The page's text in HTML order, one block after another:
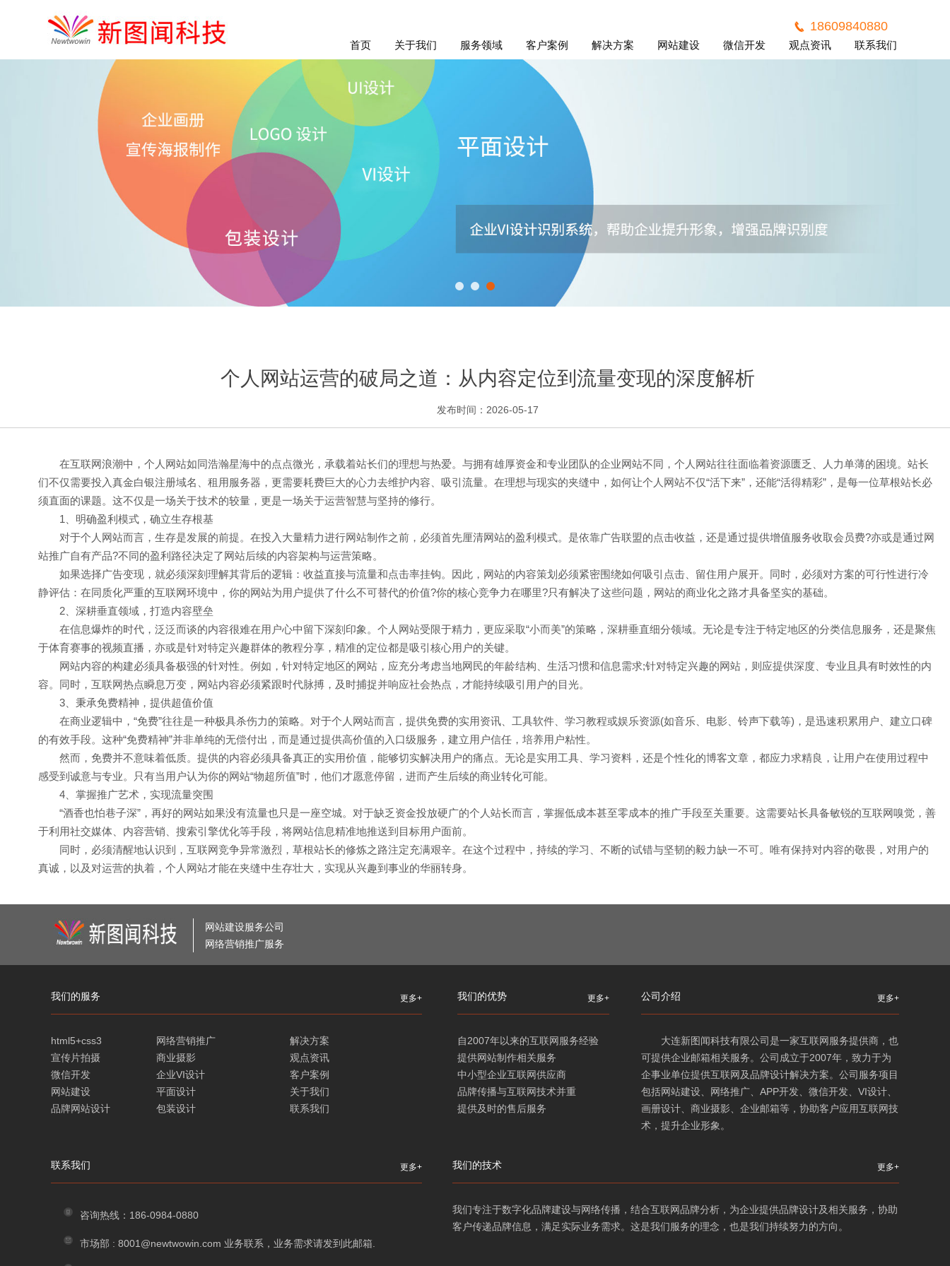
首页 关于我们 服务领域 客户案例 解决方案 网站建设 微信开发 观点资讯 联系我们
18609840880
个人网站运营的破局之道：从内容定位到流量变现的深度解析
发布时间：2026-05-17
在互联网浪潮中，个人网站如同浩瀚星海中的点点微光，承载着站长们的理想与热爱。与拥有雄厚资金和专业团队的企业网站不同，个人网站往往面临着资源匮乏、人力单薄的困境。站长
们不仅需要投入真金白银注册域名、租用服务器，更需要耗费巨大的心力去维护内容、吸引流量。在理想与现实的夹缝中，如何让个人网站不仅“活下来”，还能“活得精彩”，是每一位草根站长必
须直面的课题。这不仅是一场关于技术的较量，更是一场关于运营智慧与坚持的修行。
1、明确盈利模式，确立生存根基
对于个人网站而言，生存是发展的前提。在投入大量精力进行网站制作之前，必须首先厘清网站的盈利模式。是依靠广告联盟的点击收益，还是通过提供增值服务收取会员费?亦或是通过网
站推广自有产品?不同的盈利路径决定了网站后续的内容架构与运营策略。
如果选择广告变现，就必须深刻理解其背后的逻辑：收益直接与流量和点击率挂钩。因此，网站的内容策划必须紧密围绕如何吸引点击、留住用户展开。同时，必须对方案的可行性进行冷
静评估：在同质化严重的互联网环境中，你的网站为用户提供了什么不可替代的价值?你的核心竞争力在哪里?只有解决了这些问题，网站的商业化之路才具备坚实的基础。
2、深耕垂直领域，打造内容壁垒
在信息爆炸的时代，泛泛而谈的内容很难在用户心中留下深刻印象。个人网站受限于精力，更应采取“小而美”的策略，深耕垂直细分领域。无论是专注于特定地区的分类信息服务，还是聚焦
于体育赛事的视频直播，亦或是针对特定兴趣群体的教程分享，精准的定位都是吸引核心用户的关键。
网站内容的构建必须具备极强的针对性。例如，针对特定地区的网站，应充分考虑当地网民的年龄结构、生活习惯和信息需求;针对特定兴趣的网站，则应提供深度、专业且具有时效性的内
容。同时，互联网热点瞬息万变，网站内容必须紧跟时代脉搏，及时捕捉并响应社会热点，才能持续吸引用户的目光。
3、秉承免费精神，提供超值价值
在商业逻辑中，“免费”往往是一种极具杀伤力的策略。对于个人网站而言，提供免费的实用资讯、工具软件、学习教程或娱乐资源(如音乐、电影、铃声下载等)，是迅速积累用户、建立口碑
的有效手段。这种“免费精神”并非单纯的无偿付出，而是通过提供高价值的入口级服务，建立用户信任，培养用户粘性。
然而，免费并不意味着低质。提供的内容必须具备真正的实用价值，能够切实解决用户的痛点。无论是实用工具、学习资料，还是个性化的博客文章，都应力求精良，让用户在使用过程中
感受到诚意与专业。只有当用户认为你的网站“物超所值”时，他们才愿意停留，进而产生后续的商业转化可能。
4、掌握推广艺术，实现流量突围
“酒香也怕巷子深”，再好的网站如果没有流量也只是一座空城。对于缺乏资金投放硬广的个人站长而言，掌握低成本甚至零成本的推广手段至关重要。这需要站长具备敏锐的互联网嗅觉，善
于利用社交媒体、内容营销、搜索引擎优化等手段，将网站信息精准地推送到目标用户面前。
同时，必须清醒地认识到，互联网竞争异常激烈，草根站长的修炼之路注定充满艰辛。在这个过程中，持续的学习、不断的试错与坚韧的毅力缺一不可。唯有保持对内容的敬畏，对用户的
真诚，以及对运营的执着，个人网站才能在夹缝中生存壮大，实现从兴趣到事业的华丽转身。
网站建设服务公司
网络营销推广服务
我们的服务 更多+
html5+css3
宣传片拍摄
微信开发
网站建设
品牌网站设计
网络营销推广
商业摄影
企业VI设计
平面设计
包装设计
解决方案
观点资讯
客户案例
关于我们
联系我们
我们的优势 更多+
自2007年以来的互联网服务经验
提供网站制作相关服务
中小型企业互联网供应商
品牌传播与互联网技术并重
提供及时的售后服务
公司介绍 更多+
大连新图闻科技有限公司是一家互联网服务提供商，也
可提供企业邮箱相关服务。公司成立于2007年，致力于为
企事业单位提供互联网及品牌设计解决方案。公司服务项目
包括网站建设、网络推广、APP开发、微信开发、VI设计、
画册设计、商业摄影、企业邮箱等，协助客户应用互联网技
术，提升企业形象。
联系我们 更多+
咨询热线：186-0984-0880
市场部 : 8001@newtwowin.com 业务联系，业务需求请发到此邮箱.
我们的技术 更多+
我们专注于数字化品牌建设与网络传播，结合互联网品牌分析，为企业提供品牌设计及相关服务，协助
客户传递品牌信息，满足实际业务需求。这是我们服务的理念，也是我们持续努力的方向。